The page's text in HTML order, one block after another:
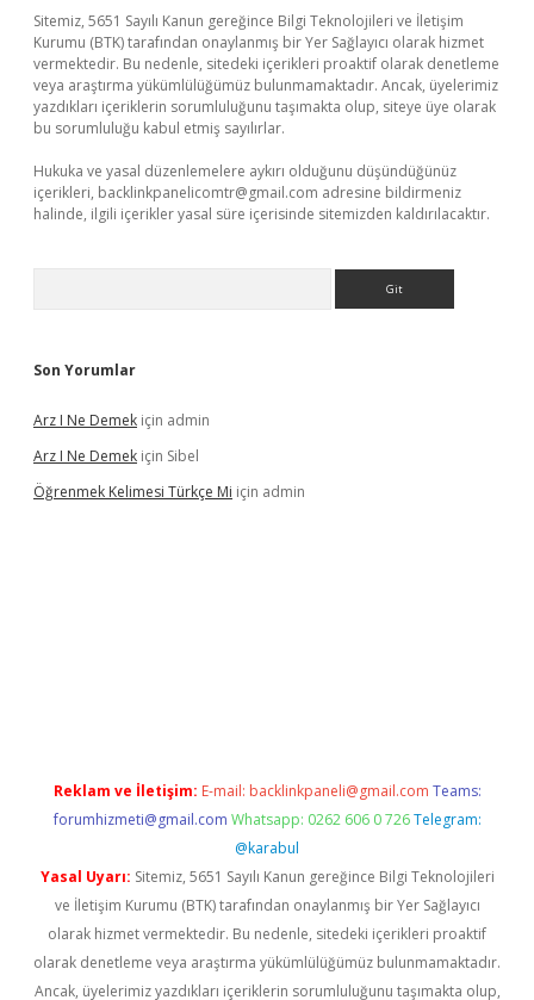
Sitemiz, 5651 Sayılı Kanun gereğince Bilgi Teknolojileri ve İletişim
Kurumu (BTK) tarafından onaylanmış bir Yer Sağlayıcı olarak hizmet
vermektedir. Bu nedenle, sitedeki içerikleri proaktif olarak denetleme
veya araştırma yükümlülüğümüz bulunmamaktadır. Ancak, üyelerimiz
yazdıkları içeriklerin sorumluluğunu taşımakta olup, siteye üye olarak
bu sorumluluğu kabul etmiş sayılırlar.
Hukuka ve yasal düzenlemelere aykırı olduğunu düşündüğünüz
içerikleri, backlinkpanelicomtr@gmail.com adresine bildirmeniz
halinde, ilgili içerikler yasal süre içerisinde sitemizden kaldırılacaktır.
Son Yorumlar
Arz I Ne Demek için admin
Arz I Ne Demek için Sibel
Öğrenmek Kelimesi Türkçe Mi için admin
Reklam ve İletişim: E-mail: backlinkpaneli@gmail.com Teams:
forumhizmeti@gmail.com Whatsapp: 0262 606 0 726 Telegram:
@karabul
Yasal Uyarı: Sitemiz, 5651 Sayılı Kanun gereğince Bilgi Teknolojileri
ve İletişim Kurumu (BTK) tarafından onaylanmış bir Yer Sağlayıcı
olarak hizmet vermektedir. Bu nedenle, sitedeki içerikleri proaktif
olarak denetleme veya araştırma yükümlülüğümüz bulunmamaktadır.
Ancak, üyelerimiz yazdıkları içeriklerin sorumluluğunu taşımakta olup,